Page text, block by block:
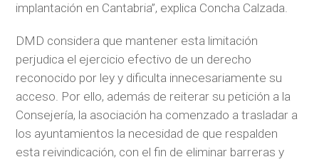
implantación en Cantabria”, explica Concha Calzada.
DMD considera que mantener esta limitación
perjudica el ejercicio efectivo de un derecho
reconocido por ley y dificulta innecesariamente su
acceso. Por ello, además de reiterar su petición a la
Consejería, la asociación ha comenzado a trasladar a
los ayuntamientos la necesidad de que respalden
esta reivindicación, con el fin de eliminar barreras y